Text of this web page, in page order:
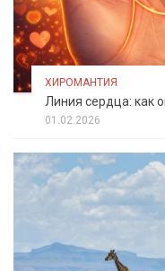
ХИРОМАНТИЯ
Линия сердца: как
01.02.2026